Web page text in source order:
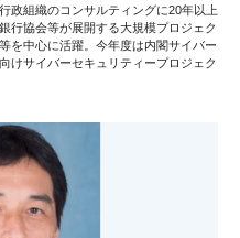
政組織のコンサルティングに20年以上
行協会等が展開する大規模プロジェク
を中心に活躍。今年度は内閣サイバー
けサイバーセキュリティープロジェク